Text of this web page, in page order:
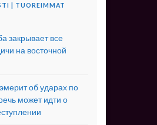
| TUOREIMMAT
закрывает все
на восточной
об ударах по
может идти о